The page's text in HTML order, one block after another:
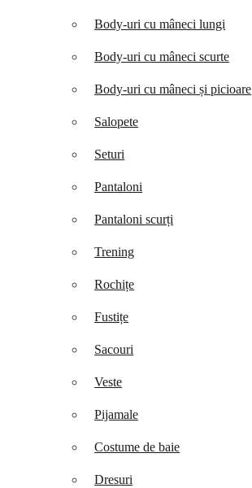
Body-uri cu mâneci lungi
Body-uri cu mâneci scurte
Body-uri cu mâneci și picioare
Salopete
Seturi
Pantaloni
Pantaloni scurți
Trening
Rochițe
Fustițe
Sacouri
Veste
Pijamale
Costume de baie
Dresuri